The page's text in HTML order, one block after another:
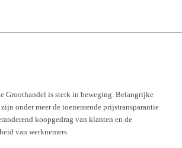
Groothandel is sterk in beweging. Belangrijke
zijn onder meer de toenemende prijstransparantie
koopgedrag van klanten en de
van werknemers.